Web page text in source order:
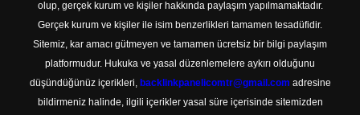
olup, gerçek kurum ve kişiler hakkında paylaşım yapılmamaktadır.
Gerçek kurum ve kişiler ile isim benzerlikleri tamamen tesadüfidir.
Sitemiz, kar amacı gütmeyen ve tamamen ücretsiz bir bilgi paylaşım
platformudur. Hukuka ve yasal düzenlemelere aykırı olduğunu
düşündüğünüz içerikleri, backlinkpanelicomtr@gmail.com adresine
bildirmeniz halinde, ilgili içerikler yasal süre içerisinde sitemizden